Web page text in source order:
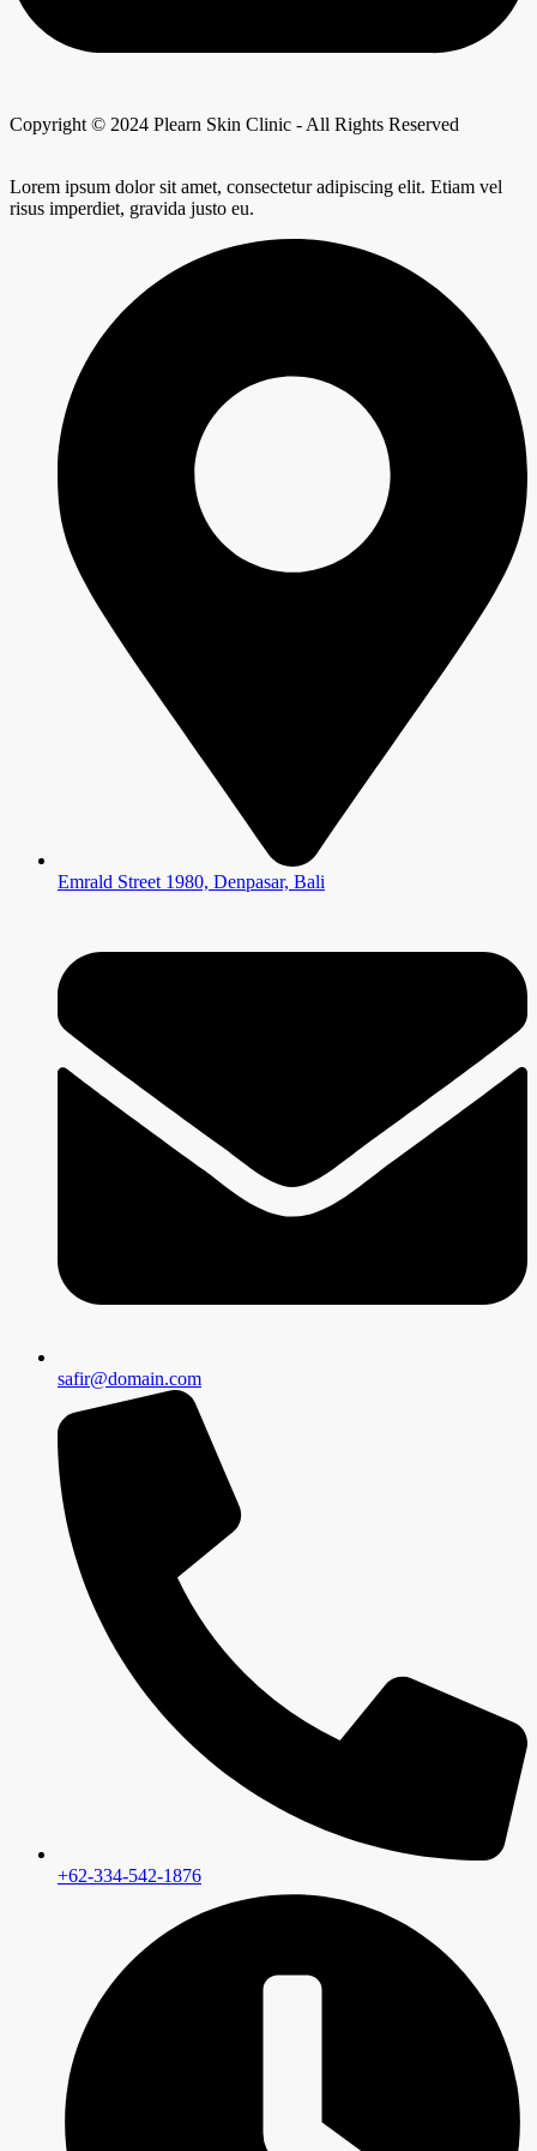
Copyright © 2024 Plearn Skin Clinic - All Rights Reserved
Lorem ipsum dolor sit amet, consectetur adipiscing elit. Etiam vel
risus imperdiet, gravida justo eu.
Emrald Street 1980, Denpasar, Bali
safir@domain.com
+62-334-542-1876